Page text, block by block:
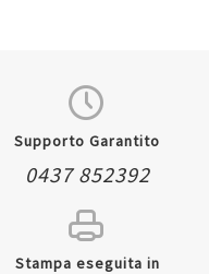
Supporto Garantito
0437 852392
Stampa eseguita in